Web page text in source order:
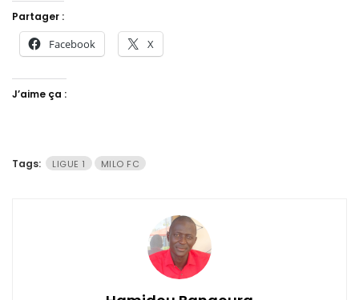
Partager :
Facebook X
J’aime ça :
Tags: LIGUE 1 MILO FC